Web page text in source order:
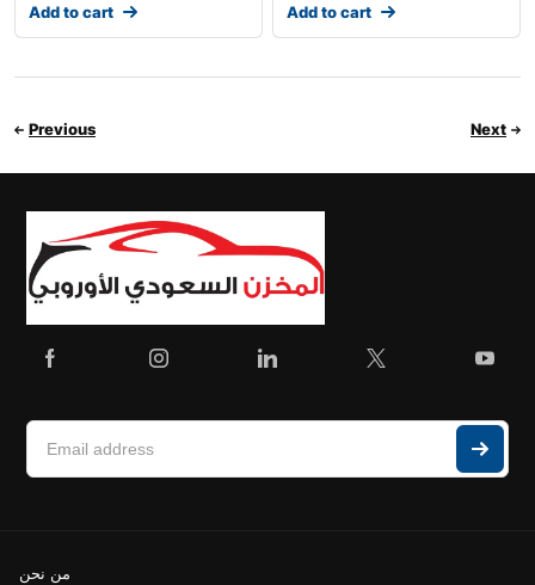
Add to cart Add to cart
Previous Next
من نحن